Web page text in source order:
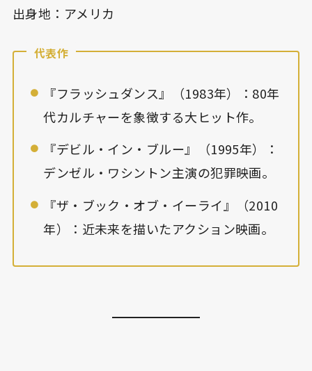
出身地：アメリカ
代表作
『フラッシュダンス』（1983年）：80年
代カルチャーを象徴する大ヒット作。
『デビル・イン・ブルー』（1995年）：
デンゼル・ワシントン主演の犯罪映画。
『ザ・ブック・オブ・イーライ』（2010
年）：近未来を描いたアクション映画。